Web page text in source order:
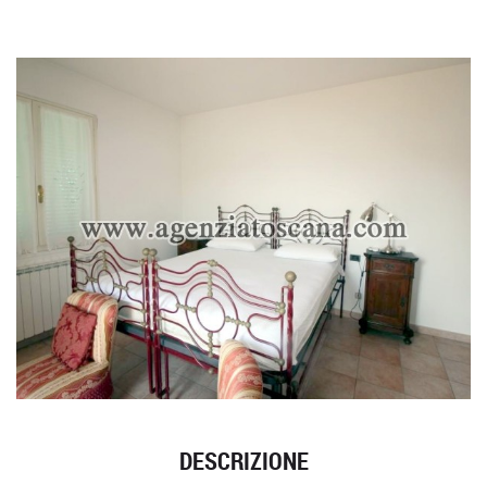
DESCRIZIONE